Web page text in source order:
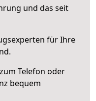
und das seit
für Ihre
Telefon oder
bequem